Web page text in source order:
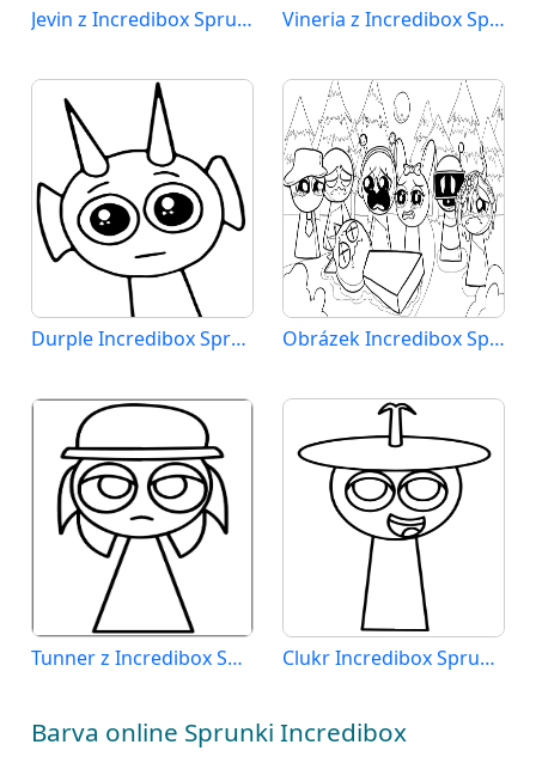
Jevin z Incredibox Sprunki Vineria z Incredibox Sprunki
Durple Incredibox Sprunki Obrázek Incredibox Sprunki
Tunner z Incredibox Sprunki Clukr Incredibox Sprunki
Barva online Sprunki Incredibox